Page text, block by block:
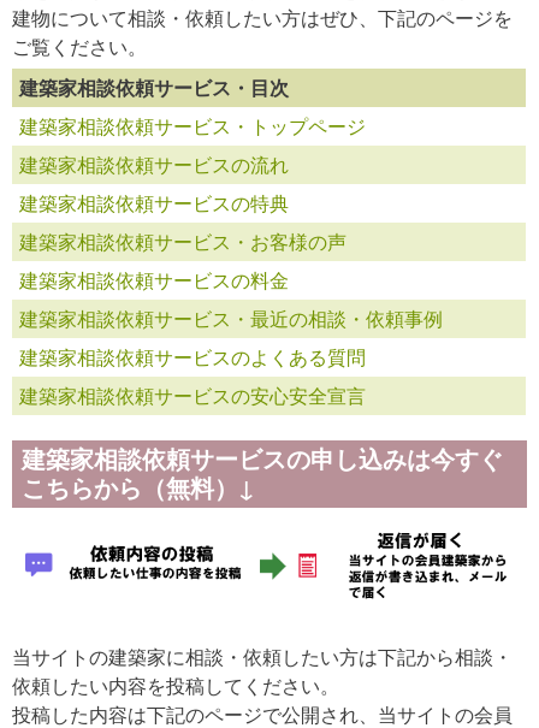
建物について相談・依頼したい方はぜひ、下記のページを
ご覧ください。
建築家相談依頼サービス・目次
建築家相談依頼サービス・トップページ
建築家相談依頼サービスの流れ
建築家相談依頼サービスの特典
建築家相談依頼サービス・お客様の声
建築家相談依頼サービスの料金
建築家相談依頼サービス・最近の相談・依頼事例
建築家相談依頼サービスのよくある質問
建築家相談依頼サービスの安心安全宣言
建築家相談依頼サービスの申し込みは今すぐ
こちらから（無料）↓
当サイトの建築家に相談・依頼したい方は下記から相談・
依頼したい内容を投稿してください。
投稿した内容は下記のページで公開され、当サイトの会員